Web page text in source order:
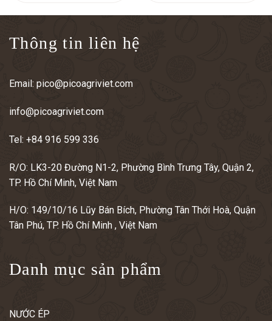
Thông tin liên hệ
Email: pico@picoagriviet.com
info@picoagriviet.com
Tel: +84 916 599 336
R/O: LK3-20 Đường N1-2, Phường Bình Trưng Tây, Quận 2,
TP. Hồ Chí Minh, Việt Nam
H/O: 149/10/16 Lũy Bán Bích, Phường Tân Thới Hoà, Quận
Tân Phú, TP. Hồ Chí Minh , Việt Nam
Danh mục sản phẩm
NƯỚC ÉP